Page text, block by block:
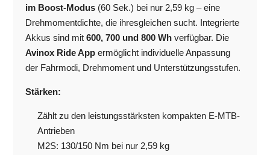
im Boost-Modus (60 Sek.) bei nur 2,59 kg – eine
Drehmomentdichte, die ihresgleichen sucht. Integrierte
Akkus sind mit600, 700 und 800 Wh verfügbar. Die
Avinox Ride App ermöglicht individuelle Anpassung
der Fahrmodi, Drehmoment und Unterstützungsstufen.
Stärken:
Zählt zu den leistungsstärksten kompakten E-MTB-
Antrieben
M2S: 130/150 Nm bei nur 2,59 kg